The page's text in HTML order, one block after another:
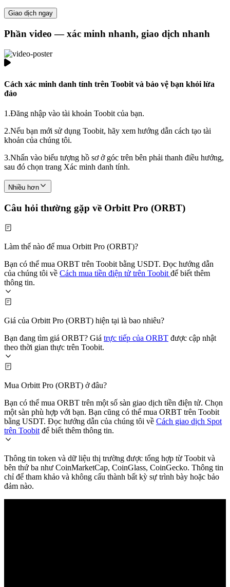
Giao dịch ngay
Phần video — xác minh nhanh, giao dịch nhanh
Cách xác minh danh tính trên Toobit và bảo vệ bạn khỏi lừa
đảo
1.Đăng nhập vào tài khoản Toobit của bạn.
2.Nếu bạn mới sử dụng Toobit, hãy xem hướng dẫn cách tạo tài
khoản của chúng tôi.
3.Nhấn vào biểu tượng hồ sơ ở góc trên bên phải thanh điều hướng,
sau đó chọn trang Xác minh danh tính.
Nhiều hơn
Câu hỏi thường gặp về Orbitt Pro (ORBT)
Làm thế nào để mua Orbitt Pro (ORBT)?
Bạn có thể mua ORBT trên Toobit bằng USDT. Đọc hướng dẫn
của chúng tôi về Cách mua tiền điện tử trên Toobit để biết thêm
thông tin.
Giá của Orbitt Pro (ORBT) hiện tại là bao nhiêu?
Bạn đang tìm giá ORBT? Giá trực tiếp của ORBT được cập nhật
theo thời gian thực trên Toobit.
Mua Orbitt Pro (ORBT) ở đâu?
Bạn có thể mua ORBT trên một số sàn giao dịch tiền điện tử. Chọn
một sàn phù hợp với bạn. Bạn cũng có thể mua ORBT trên Toobit
bằng USDT. Đọc hướng dẫn của chúng tôi về Cách giao dịch Spot
trên Toobit để biết thêm thông tin.
Thông tin token và dữ liệu thị trường được tổng hợp từ Toobit và
bên thứ ba như CoinMarketCap, CoinGlass, CoinGecko. Thông tin
chỉ để tham khảo và không cấu thành bất kỳ sự trình bày hoặc bảo
đảm nào.